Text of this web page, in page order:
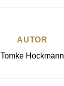
AUTOR
Tomke Hockmann